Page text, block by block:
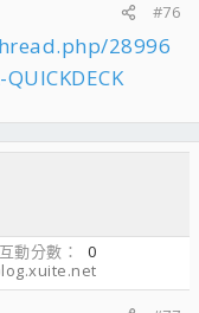
#76
28996
互動分數
0